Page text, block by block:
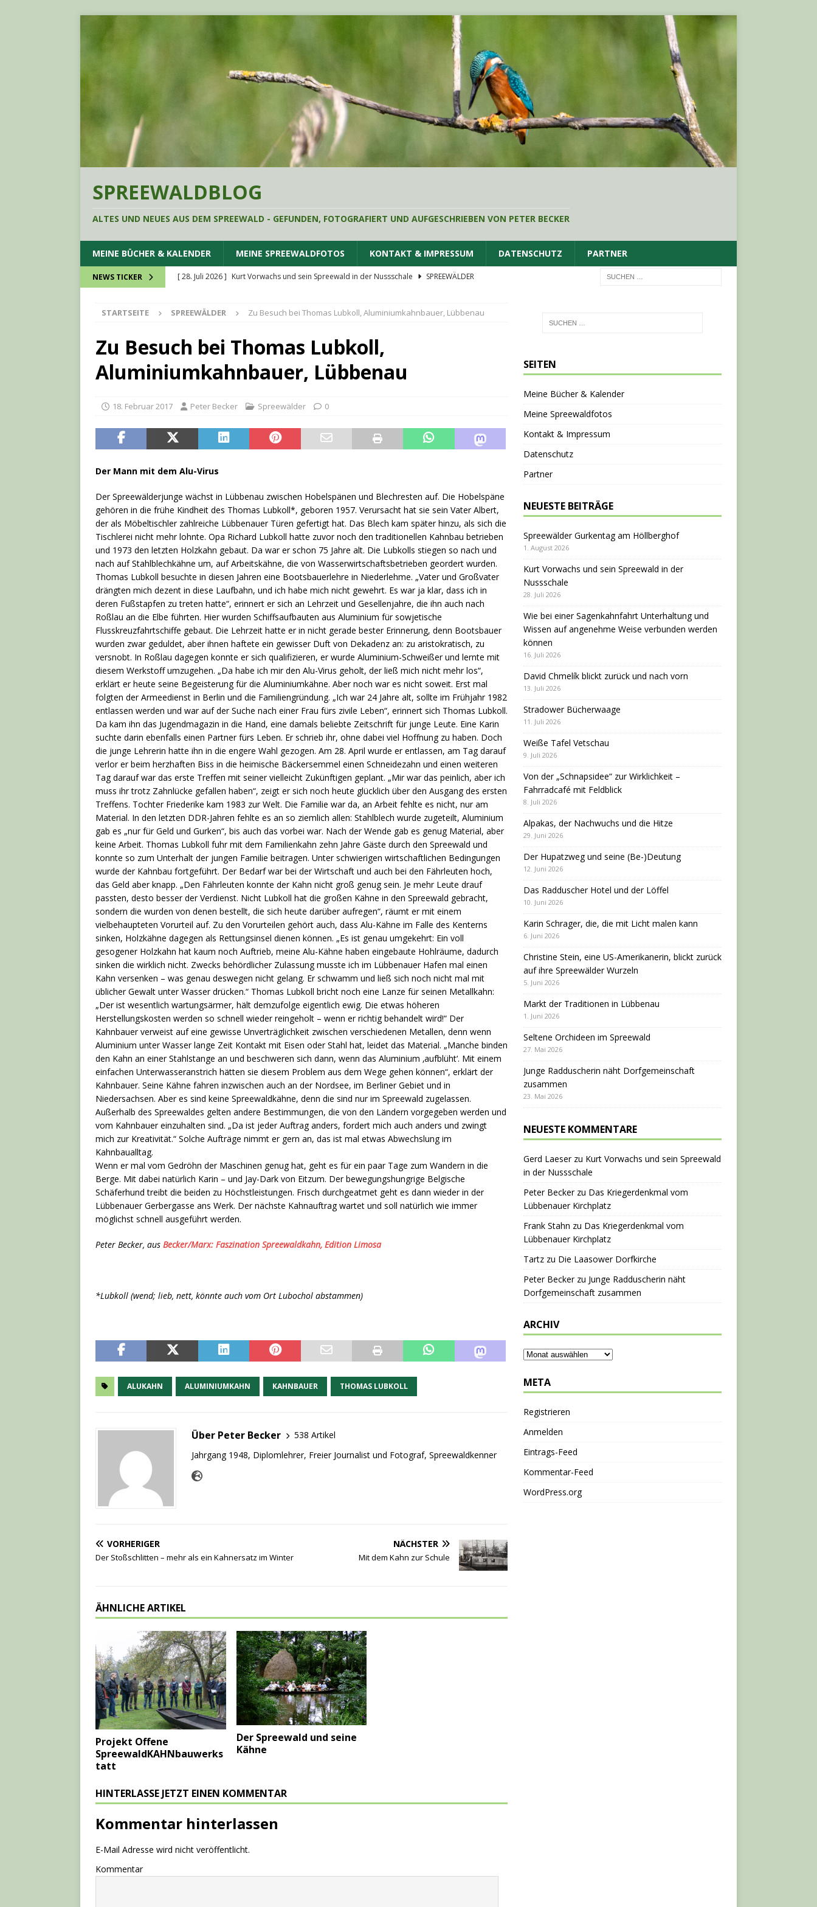
SPREEWALDBLOG
ALTES UND NEUES AUS DEM SPREEWALD - GEFUNDEN, FOTOGRAFIERT UND AUFGESCHRIEBEN VON PETER BECKER
MEINE BÜCHER & KALENDER MEINE SPREEWALDFOTOS KONTAKT & IMPRESSUM DATENSCHUTZ PARTNER
NEWS TICKER [ 28. Juli 2026 ] Kurt Vorwachs und sein Spreewald in der Nussschale
SPREEWÄLDER
verbunden werden können
GESCHICHTE
[ 13. Juli 2026 ]
David Chmelík blickt zurück und nach vorn
SPREEWALDORTE
[ 1. August 2026 ] Spreewälder Gurkentag am Höllberghof FESTE & FEIERN
STARTSEITE SPREEWÄLDER Zu Besuch bei Thomas Lubkoll, Aluminiumkahnbauer, Lübbenau
Zu Besuch bei Thomas Lubkoll,
Aluminiumkahnbauer, Lübbenau
18. Februar 2017 Peter Becker Spreewälder 0
Der Mann mit dem Alu-Virus
Der Spreewälderjunge wächst in Lübbenau zwischen Hobelspänen und Blechresten auf. Die Hobelspäne
gehören in die frühe Kindheit des Thomas Lubkoll*, geboren 1957. Verursacht hat sie sein Vater Albert,
der als Möbeltischler zahlreiche Lübbenauer Türen gefertigt hat. Das Blech kam später hinzu, als sich die
Tischlerei nicht mehr lohnte. Opa Richard Lubkoll hatte zuvor noch den traditionellen Kahnbau betrieben
und 1973 den letzten Holzkahn gebaut. Da war er schon 75 Jahre alt. Die Lubkolls stiegen so nach und
nach auf Stahlblechkähne um, auf Arbeitskähne, die von Wasserwirtschaftsbetrieben geordert wurden.
Thomas Lubkoll besuchte in diesen Jahren eine Bootsbauerlehre in Niederlehme. „Vater und Großvater
drängten mich dezent in diese Laufbahn, und ich habe mich nicht gewehrt. Es war ja klar, dass ich in
deren Fußstapfen zu treten hatte“, erinnert er sich an Lehrzeit und Gesellenjahre, die ihn auch nach
Roßlau an die Elbe führten. Hier wurden Schiffsaufbauten aus Aluminium für sowjetische
Flusskreuzfahrtschiffe gebaut. Die Lehrzeit hatte er in nicht gerade bester Erinnerung, denn Bootsbauer
wurden zwar geduldet, aber ihnen haftete ein gewisser Duft von Dekadenz an: zu aristokratisch, zu
versnobt. In Roßlau dagegen konnte er sich qualifizieren, er wurde Aluminium-Schweißer und lernte mit
diesem Werkstoff umzugehen. „Da habe ich mir den Alu-Virus geholt, der ließ mich nicht mehr los“,
erklärt er heute seine Begeisterung für die Aluminiumkähne. Aber noch war es nicht soweit. Erst mal
folgten der Armeedienst in Berlin und die Familiengründung. „Ich war 24 Jahre alt, sollte im Frühjahr 1982
entlassen werden und war auf der Suche nach einer Frau fürs zivile Leben“, erinnert sich Thomas Lubkoll.
Da kam ihn das Jugendmagazin in die Hand, eine damals beliebte Zeitschrift für junge Leute. Eine Karin
suchte darin ebenfalls einen Partner fürs Leben. Er schrieb ihr, ohne dabei viel Hoffnung zu haben. Doch
die junge Lehrerin hatte ihn in die engere Wahl gezogen. Am 28. April wurde er entlassen, am Tag darauf
verlor er beim herzhaften Biss in die heimische Bäckersemmel einen Schneidezahn und einen weiteren
Tag darauf war das erste Treffen mit seiner vielleicht Zukünftigen geplant. „Mir war das peinlich, aber ich
muss ihr trotz Zahnlücke gefallen haben“, zeigt er sich noch heute glücklich über den Ausgang des ersten
Treffens. Tochter Friederike kam 1983 zur Welt. Die Familie war da, an Arbeit fehlte es nicht, nur am
Material. In den letzten DDR-Jahren fehlte es an so ziemlich allen: Stahlblech wurde zugeteilt, Aluminium
gab es „nur für Geld und Gurken“, bis auch das vorbei war. Nach der Wende gab es genug Material, aber
keine Arbeit. Thomas Lubkoll fuhr mit dem Familienkahn zehn Jahre Gäste durch den Spreewald und
konnte so zum Unterhalt der jungen Familie beitragen. Unter schwierigen wirtschaftlichen Bedingungen
wurde der Kahnbau fortgeführt. Der Bedarf war bei der Wirtschaft und auch bei den Fährleuten hoch,
das Geld aber knapp. „Den Fährleuten konnte der Kahn nicht groß genug sein. Je mehr Leute drauf
passten, desto besser der Verdienst. Nicht Lubkoll hat die großen Kähne in den Spreewald gebracht,
sondern die wurden von denen bestellt, die sich heute darüber aufregen“, räumt er mit einem
vielbehaupteten Vorurteil auf. Zu den Vorurteilen gehört auch, dass Alu-Kähne im Falle des Kenterns
sinken, Holzkähne dagegen als Rettungsinsel dienen können. „Es ist genau umgekehrt: Ein voll
gesogener Holzkahn hat kaum noch Auftrieb, meine Alu-Kähne haben eingebaute Hohlräume, dadurch
sinken die wirklich nicht. Zwecks behördlicher Zulassung musste ich im Lübbenauer Hafen mal einen
Kahn versenken – was genau deswegen nicht gelang. Er schwamm und ließ sich noch nicht mal mit
üblicher Gewalt unter Wasser drücken.“ Thomas Lubkoll bricht noch eine Lanze für seinen Metallkahn:
„Der ist wesentlich wartungsärmer, hält demzufolge eigentlich ewig. Die etwas höheren
Herstellungskosten werden so schnell wieder reingeholt – wenn er richtig behandelt wird!“ Der
Kahnbauer verweist auf eine gewisse Unverträglichkeit zwischen verschiedenen Metallen, denn wenn
Aluminium unter Wasser lange Zeit Kontakt mit Eisen oder Stahl hat, leidet das Material. „Manche binden
den Kahn an einer Stahlstange an und beschweren sich dann, wenn das Aluminium ‚aufblüht‘. Mit einem
einfachen Unterwasseranstrich hätten sie diesem Problem aus dem Wege gehen können“, erklärt der
Kahnbauer. Seine Kähne fahren inzwischen auch an der Nordsee, im Berliner Gebiet und in
Niedersachsen. Aber es sind keine Spreewaldkähne, denn die sind nur im Spreewald zugelassen.
Außerhalb des Spreewaldes gelten andere Bestimmungen, die von den Ländern vorgegeben werden und
vom Kahnbauer einzuhalten sind. „Da ist jeder Auftrag anders, fordert mich auch anders und zwingt
mich zur Kreativität.“ Solche Aufträge nimmt er gern an, das ist mal etwas Abwechslung im
Kahnbaualltag.
Wenn er mal vom Gedröhn der Maschinen genug hat, geht es für ein paar Tage zum Wandern in die
Berge. Mit dabei natürlich Karin – und Jay-Dark von Eitzum. Der bewegungshungrige Belgische
Schäferhund treibt die beiden zu Höchstleistungen. Frisch durchgeatmet geht es dann wieder in der
Lübbenauer Gerbergasse ans Werk. Der nächste Kahnauftrag wartet und soll natürlich wie immer
möglichst schnell ausgeführt werden.
Peter Becker, aus Becker/Marx: Faszination Spreewaldkahn, Edition Limosa
*Lubkoll (wend; lieb, nett, könnte auch vom Ort Lubochol abstammen)
ALUKAHN ALUMINIUMKAHN KAHNBAUER THOMAS LUBKOLL
Über Peter Becker
538 Artikel
Jahrgang 1948, Diplomlehrer, Freier Journalist und Fotograf, Spreewaldkenner
VORHERIGER
Der Stoßschlitten – mehr als ein Kahnersatz im Winter
NÄCHSTER
Mit dem Kahn zur Schule
ÄHNLICHE ARTIKEL
Projekt Offene
SpreewaldKAHNbauwerks
tatt
Der Spreewald und seine
Kähne
HINTERLASSE JETZT EINEN KOMMENTAR
Kommentar hinterlassen
E-Mail Adresse wird nicht veröffentlicht.
Kommentar
SEITEN
Meine Bücher & Kalender
Meine Spreewaldfotos
Kontakt & Impressum
Datenschutz
Partner
NEUESTE BEITRÄGE
Spreewälder Gurkentag am Höllberghof
1. August 2026
Kurt Vorwachs und sein Spreewald in der
Nussschale
28. Juli 2026
Wie bei einer Sagenkahnfahrt Unterhaltung und
Wissen auf angenehme Weise verbunden werden
können
16. Juli 2026
David Chmelík blickt zurück und nach vorn
13. Juli 2026
Stradower Bücherwaage
11. Juli 2026
Weiße Tafel Vetschau
9. Juli 2026
Von der „Schnapsidee“ zur Wirklichkeit –
Fahrradcafé mit Feldblick
8. Juli 2026
Alpakas, der Nachwuchs und die Hitze
29. Juni 2026
Der Hupatzweg und seine (Be-)Deutung
12. Juni 2026
Das Radduscher Hotel und der Löffel
10. Juni 2026
Karin Schrager, die, die mit Licht malen kann
6. Juni 2026
Christine Stein, eine US-Amerikanerin, blickt zurück
auf ihre Spreewälder Wurzeln
5. Juni 2026
Markt der Traditionen in Lübbenau
1. Juni 2026
Seltene Orchideen im Spreewald
27. Mai 2026
Junge Radduscherin näht Dorfgemeinschaft
zusammen
23. Mai 2026
NEUESTE KOMMENTARE
Gerd Laeserzu Kurt Vorwachs und sein Spreewald
in der Nussschale
Peter Beckerzu Das Kriegerdenkmal vom
Lübbenauer Kirchplatz
Frank Stahn zu Das Kriegerdenkmal vom
Lübbenauer Kirchplatz
Tartzzu Die Laasower Dorfkirche
Peter Beckerzu Junge Radduscherin näht
Dorfgemeinschaft zusammen
ARCHIV
META
Registrieren
Anmelden
Eintrags-Feed
Kommentar-Feed
WordPress.org